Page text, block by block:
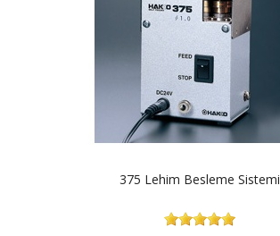
375 Lehim Besleme Sistemi